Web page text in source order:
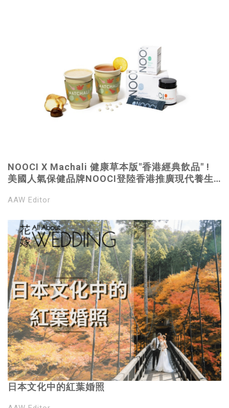
NOOCI X Machali 健康草本版"香港經典飲品" !
美國人氣保健品牌NOOCI登陸香港推廣現代養生
AAW Editor
日本文化中的紅葉婚照